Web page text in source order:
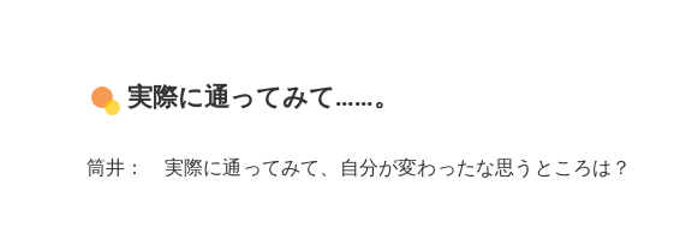
実際に通ってみて……。
筒井： 実際に通ってみて、自分が変わったな思うところは？